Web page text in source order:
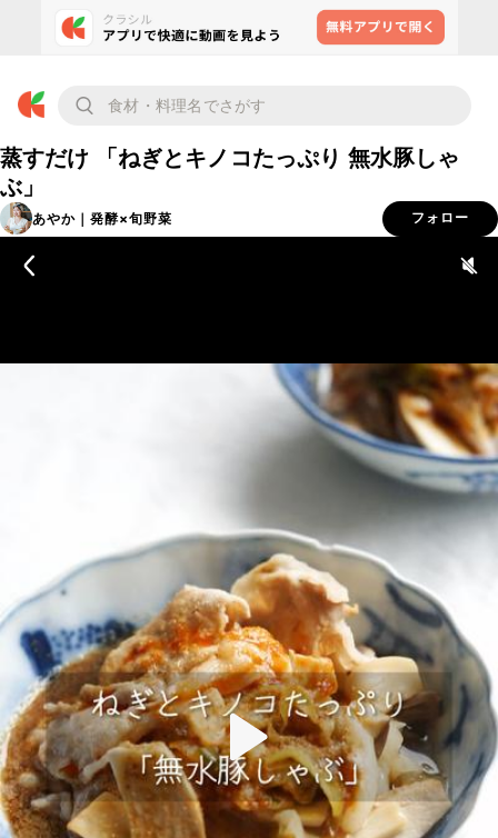
蒸すだけ 「ねぎとキノコたっぷり 無水豚しゃ
ぶ」
あやか｜発酵×旬野菜 フォロー